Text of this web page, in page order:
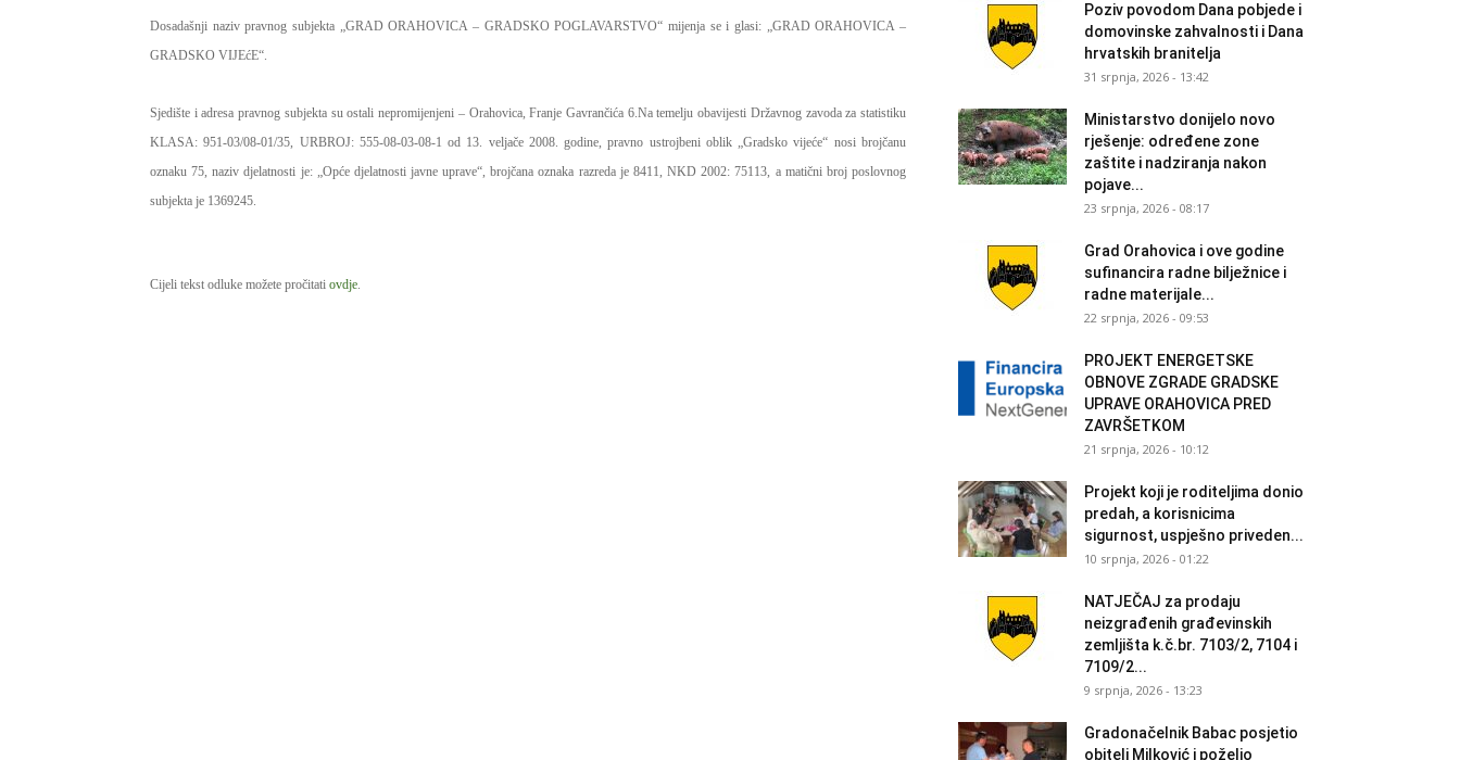
Dosadašnji naziv pravnog subjekta „GRAD ORAHOVICA – GRADSKO POGLAVARSTVO“ mijenja se i glasi: „GRAD ORAHOVICA –
GRADSKO VIJEćE“.
Sjedište i adresa pravnog subjekta su ostali nepromijenjeni – Orahovica, Franje Gavrančića 6.Na temelju obavijesti Državnog zavoda za statistiku
KLASA: 951-03/08-01/35, URBROJ: 555-08-03-08-1 od 13. veljače 2008. godine, pravno ustrojbeni oblik „Gradsko vijeće“ nosi brojčanu
oznaku 75, naziv djelatnosti je: „Opće djelatnosti javne uprave“, brojčana oznaka razreda je 8411, NKD 2002: 75113, a matični broj poslovnog
subjekta je 1369245.
Cijeli tekst odluke možete pročitati ovdje.
Poziv povodom Dana pobjede i
domovinske zahvalnosti i Dana
hrvatskih branitelja
31 srpnja, 2026 - 13:42
Ministarstvo donijelo novo
rješenje: određene zone
zaštite i nadziranja nakon
pojave...
23 srpnja, 2026 - 08:17
Grad Orahovica i ove godine
sufinancira radne bilježnice i
radne materijale...
22 srpnja, 2026 - 09:53
PROJEKT ENERGETSKE
OBNOVE ZGRADE GRADSKE
UPRAVE ORAHOVICA PRED
ZAVRŠETKOM
21 srpnja, 2026 - 10:12
Projekt koji je roditeljima donio
predah, a korisnicima
sigurnost, uspješno priveden...
10 srpnja, 2026 - 01:22
NATJEČAJ za prodaju
neizgrađenih građevinskih
zemljišta k.č.br. 7103/2, 7104 i
7109/2...
9 srpnja, 2026 - 13:23
Gradonačelnik Babac posjetio
obitelj Milković i poželio